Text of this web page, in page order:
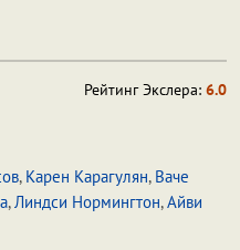
Рейтинг Экслера: 6.0
, Карен Карагулян, Ваче
,Линдси Нормингтон,Айви